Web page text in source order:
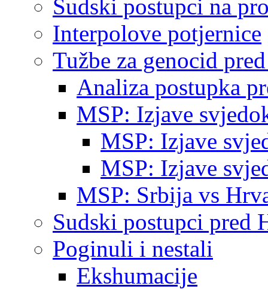
Sudski postupci na
Interpolove potjernice
Tužbe za genocid
Analiza postupka
MSP: Izjave
MSP: Izjave
MSP: Izjave
MSP: Srbija vs
Sudski postupci pred
Poginuli i nestali
Ekshumacije